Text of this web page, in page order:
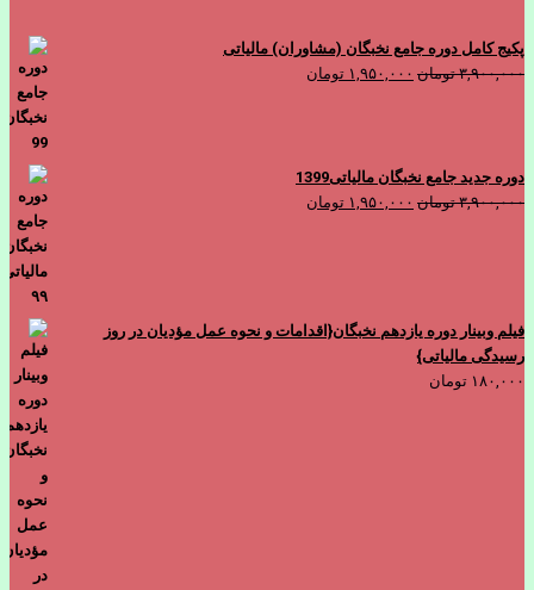
پکیج کامل دوره جامع نخبگان (مشاوران) مالیاتی
۳,۹۰۰,۰۰۰ تومان قیمت
۱,۹۵۰,۰۰۰ تومان
دوره جدید جامع نخبگان مالیاتی1399
۳,۹۰۰,۰۰۰ تومان قیمت
۱,۹۵۰,۰۰۰ تومان
فیلم وبینار دوره یازدهم نخبگان{اقدامات و نحوه عمل مؤدیان در روز
رسیدگی مالیاتی}
۱۸۰,۰۰۰ تومان